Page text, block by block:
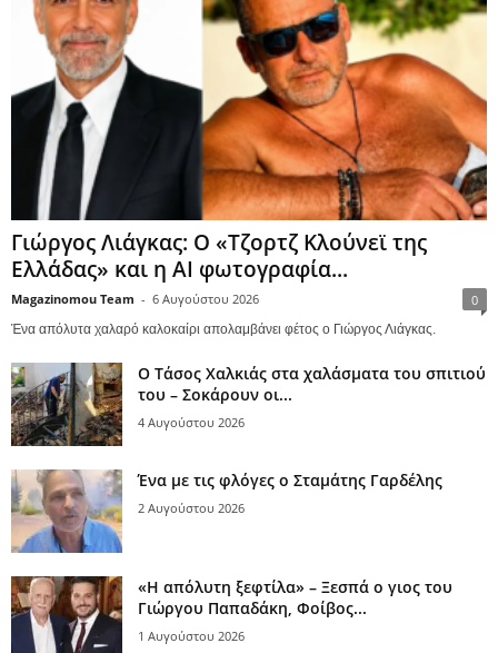
Γιώργος Λιάγκας: Ο «Τζορτζ Κλούνεϊ της
Ελλάδας» και η AI φωτογραφία...
Magazinomou Team - 6 Αυγούστου 2026 0
Ένα απόλυτα χαλαρό καλοκαίρι απολαμβάνει φέτος ο Γιώργος Λιάγκας.
Ο Τάσος Χαλκιάς στα χαλάσματα του σπιτιού
του – Σοκάρουν οι...
4 Αυγούστου 2026
Ένα με τις φλόγες ο Σταμάτης Γαρδέλης
2 Αυγούστου 2026
«Η απόλυτη ξεφτίλα» – Ξεσπά ο γιος του
Γιώργου Παπαδάκη, Φοίβος...
1 Αυγούστου 2026